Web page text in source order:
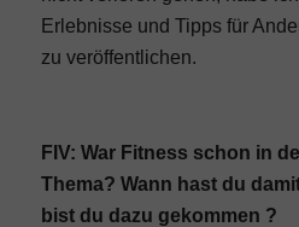
Erlebnisse und Tipps für
zu veröffentlichen.
FIV: War Fitness schon in
Thema? Wann hast du
bist du dazu gekommen ?